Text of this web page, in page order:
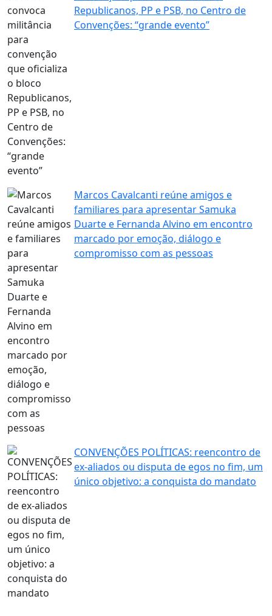
Republicanos, PP e PSB, no Centro de
Convenções: “grande evento”
Marcos Cavalcanti reúne amigos e
familiares para apresentar Samuka
Duarte e Fernanda Alvino em encontro
marcado por emoção, diálogo e
compromisso com as pessoas
CONVENÇÕES POLÍTICAS: reencontro de
ex-aliados ou disputa de egos no fim, um
único objetivo: a conquista do mandato